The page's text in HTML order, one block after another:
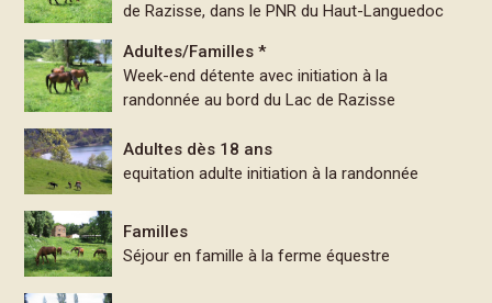
de Razisse, dans le PNR du Haut-Languedoc
Adultes/Familles *
Week-end détente avec initiation à la
randonnée au bord du Lac de Razisse
Adultes dès 18 ans
equitation adulte initiation à la randonnée
Familles
Séjour en famille à la ferme équestre